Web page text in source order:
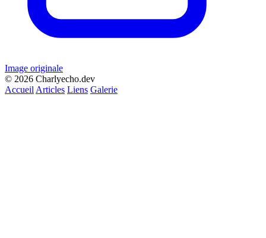
Image originale
© 2026 Charlyecho.dev
Accueil Articles Liens Galerie